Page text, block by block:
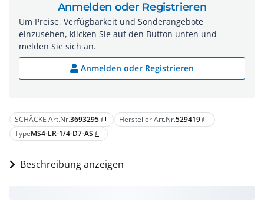
SCHÄCKE Art.Nr.3693295 content_copy Hersteller Art.Nr.529419 content_copy
TypeMS4-LR-1/4-D7-AS content_copy
Beschreibung anzeigen
Anmelden oder Registrieren
Um Preise, Verfügbarkeit und Sonderangebote
einzusehen, klicken Sie auf den Button unten und
melden Sie sich an.
Anmelden oder Registrieren